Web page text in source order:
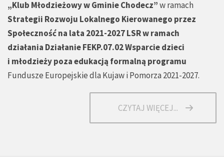
„Klub Młodzieżowy w Gminie Chodecz”w ramach
Strategii Rozwoju Lokalnego Kierowanego przez
Społeczność na lata 2021-2027 LSR w ramach
działania Działanie FEKP.07.02 Wsparcie dzieci
i młodzieży poza edukacją formalną programu
Fundusze Europejskie dla Kujaw i Pomorza 2021-2027.
CZYTAJ WIĘCEJ...